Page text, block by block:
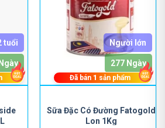
tuổi
Sữa Đặc Có Đường Fatogold
Lon 1Kg
Người lớn
277 Ngày
Đã bán 1 sản phẩm
phẩm
này